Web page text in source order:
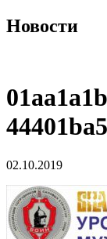
Новости
02.10.2019